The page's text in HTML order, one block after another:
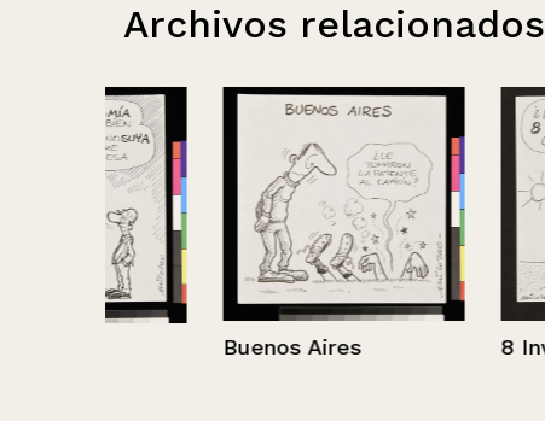
Archivos relacionados
Buenos Aires